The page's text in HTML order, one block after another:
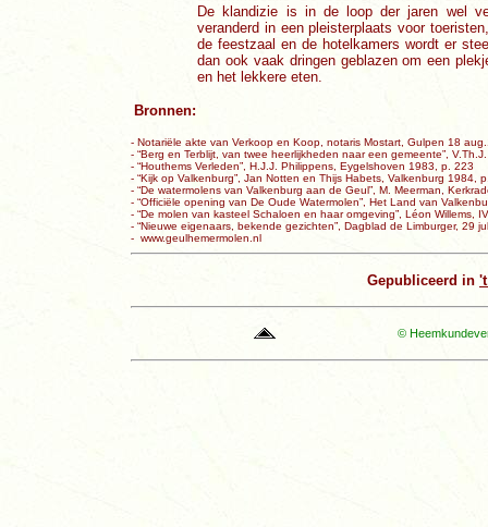
De klandizie is in de loop der jaren wel
veranderd in een pleisterplaats voor
de feestzaal en de hotelkamers wordt er
dan ook vaak dringen geblazen om een
en het lekkere eten.
Bronnen:
- Notariële akte van Verkoop en Koop, notaris Mostart, Gulpen 18
- “Berg en Terblijt, van twee heerlijkheden naar een gemeente”,
- “Houthems Verleden”, H.J.J. Philippens, Eygelshoven 1983, p. 223
- “Kijk op Valkenburg”, Jan Notten en Thijs Habets, Valkenburg 1984,
- “De watermolens van Valkenburg aan de Geul”, M. Meerman,
- “Officiële opening van De Oude Watermolen”, Het Land van
- “De molen van kasteel Schaloen en haar omgeving”, Léon Willems,
- “Nieuwe eigenaars, bekende gezichten”, Dagblad de Limburger, 29
- www.geulhemermolen.nl
Gepubliceerd in
©